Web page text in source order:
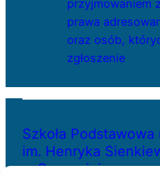
przyjmowaniem
prawa
oraz osób,
zgłoszenie
Szkoła Podstawowa
im. Henryka
w Szczecinie